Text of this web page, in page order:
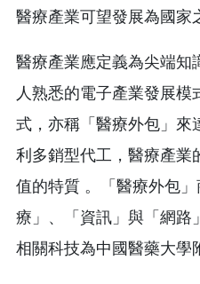
醫療產業可望發展為國家
醫療產業應定義為尖端知
人熟悉的電子產業發展模
式，亦稱「醫療外包」來
利多銷型代工，醫療產業
值的特質 。「醫療外包
療」、「資訊」與「網路
相關科技為中國醫藥大學